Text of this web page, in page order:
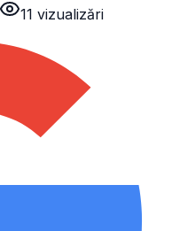
11 vizualizări